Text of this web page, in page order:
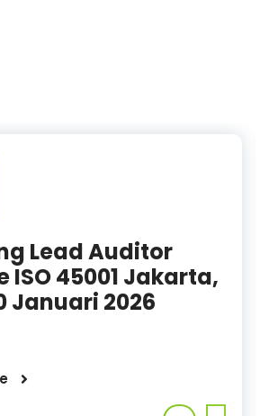
Lead Auditor
ISO 45001 Jakarta,
Januari 2026